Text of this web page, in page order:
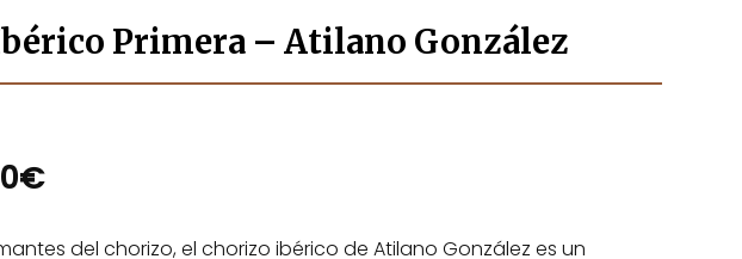
Primera – Atilano González
€
del chorizo, el chorizo ibérico de Atilano González es un